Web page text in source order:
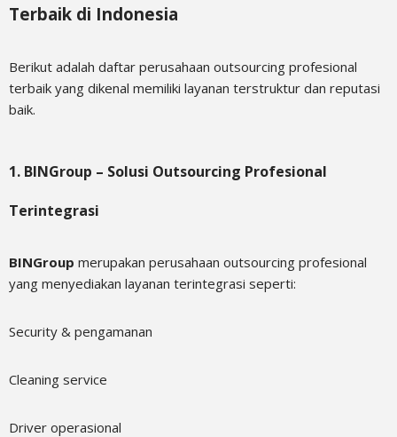
Terbaik di Indonesia
Berikut adalah daftar perusahaan outsourcing profesional
terbaik yang dikenal memiliki layanan terstruktur dan reputasi
baik.
1. BINGroup – Solusi Outsourcing Profesional
Terintegrasi
BINGroup merupakan perusahaan outsourcing profesional
yang menyediakan layanan terintegrasi seperti:
Security & pengamanan
Cleaning service
Driver operasional